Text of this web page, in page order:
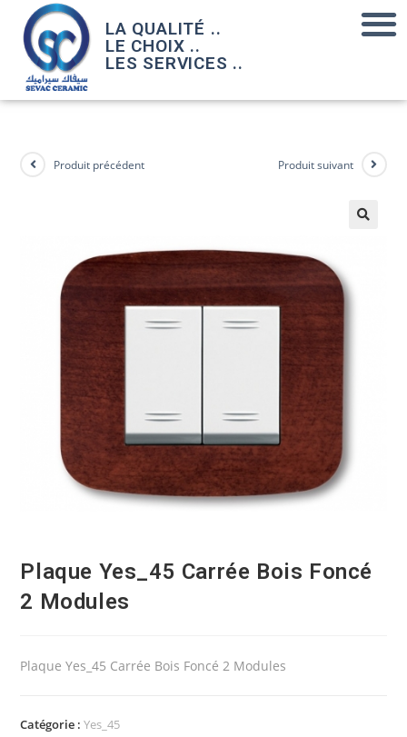
LA QUALITÉ ..
LE CHOIX ..
LES SERVICES ..
Produit précédent Produit suivant
Plaque Yes_45 Carrée Bois Foncé
2 Modules
Plaque Yes_45 Carrée Bois Foncé 2 Modules
Catégorie :Yes_45